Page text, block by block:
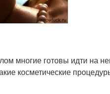
многие готовы идти на
косметические